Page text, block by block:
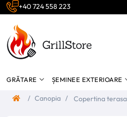
+40 724 558 223
GRĂTARE ȘEMINEE EXTERIOARE
/ Canopia /
Copertina